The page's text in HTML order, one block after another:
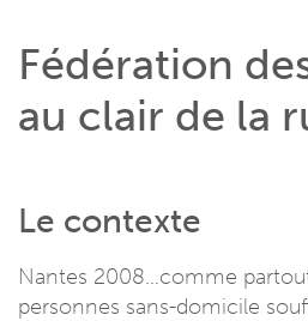
Fédération
au clair de la
Le contexte
Nantes 2008…comme
personnes sans-domicile